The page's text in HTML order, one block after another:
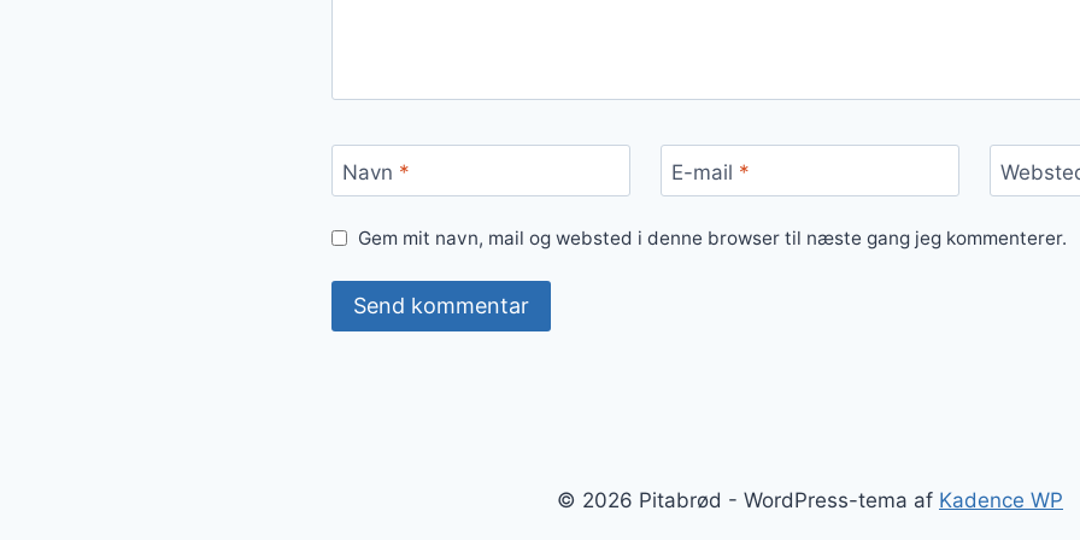
Navn * E-mail *
Gem mit navn, mail og websted i denne browser til næste gang jeg kommenterer.
© 2026 Pitabrød - WordPress-tema af Kadence WP